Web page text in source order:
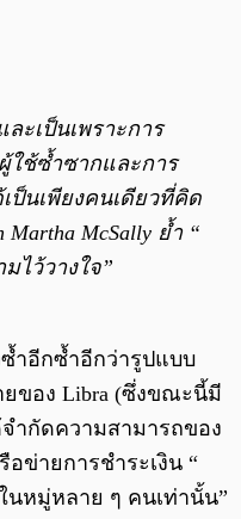
ละเป็นเพราะการ
ใช้ซ้ำซากและการ
ป็นเพียงคนเดียวที่คิด
Martha McSally ย้ำ “
ไว้วางใจ”
ำอีกซ้ำอีกว่ารูปแบบ
ของ Libra (ซึ่งขณะนี้มี
ำกัดความสามารถของ
อข่ายการชำระเงิน “
ในหมู่หลาย ๆ คนเท่านั้น”